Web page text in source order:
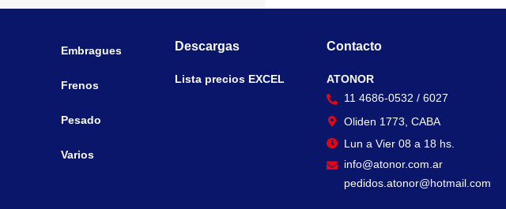
Embragues
Frenos
Pesado
Varios
Descargas
Lista precios EXCEL
Contacto
ATONOR
11 4686-0532 / 6027
Oliden 1773, CABA
Lun a Vier 08 a 18 hs.
info@atonor.com.ar
pedidos.atonor@hotmail.com